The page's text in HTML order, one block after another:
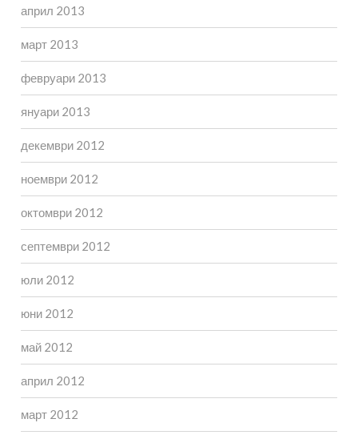
април 2013
март 2013
февруари 2013
януари 2013
декември 2012
ноември 2012
октомври 2012
септември 2012
юли 2012
юни 2012
май 2012
април 2012
март 2012